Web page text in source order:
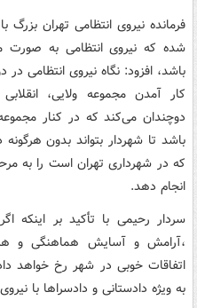
شده که نیروی انتظامی به صورت
باشد، افزود: نگاه نیروی انتظامی
کار آمدن مجموعه ولایی،
دوچندان می‌کند که در کنار
باشد تا شهردار بتواند بدون
که در شهرداری تهران است را به
انجام دهد.
سردار رحیمی با تأکید بر اینکه
،آرامش و آسایش هماهنگی و
اتفاقات خوبی در شهر رخ خواهد
به ویژه دادستانی و دادسراها با